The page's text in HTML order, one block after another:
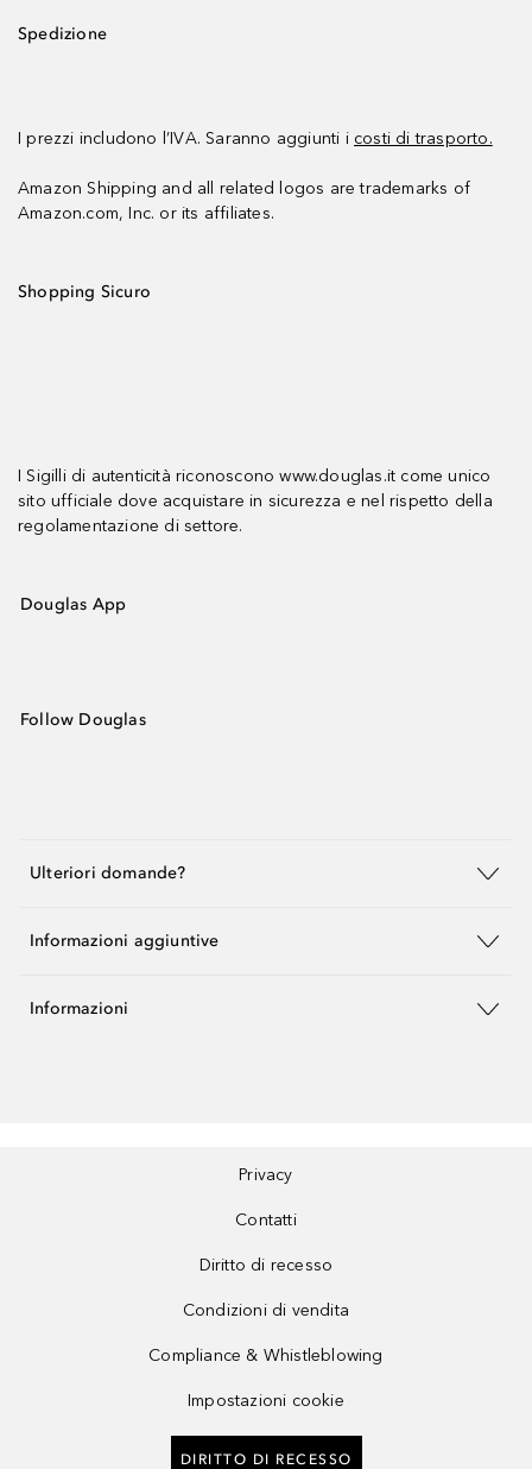
Spedizione
I prezzi includono l’IVA. Saranno aggiunti i costi di trasporto.
Amazon Shipping and all related logos are trademarks of
Amazon.com, Inc. or its affiliates.
Shopping Sicuro
I Sigilli di autenticità riconoscono www.douglas.it come unico
sito ufficiale dove acquistare in sicurezza e nel rispetto della
regolamentazione di settore.
Douglas App
Follow Douglas
Ulteriori domande?
Informazioni aggiuntive
Informazioni
Privacy
Contatti
Diritto di recesso
Condizioni di vendita
Compliance & Whistleblowing
Impostazioni cookie
DIRITTO DI RECESSO